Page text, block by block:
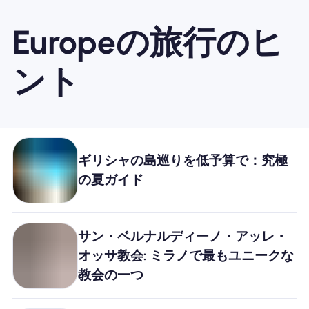
Europeの旅行のヒ
ント
ギリシャの島巡りを低予算で：究極
の夏ガイド
サン・ベルナルディーノ・アッレ・
オッサ教会: ミラノで最もユニークな
教会の一つ